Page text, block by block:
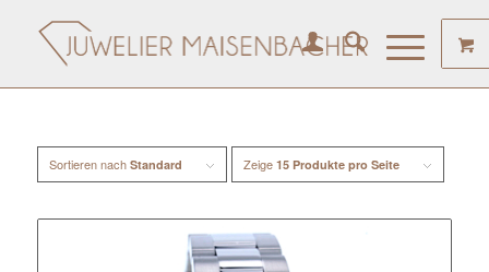
Sortieren nach Standard Zeige 15 Produkte pro Seite